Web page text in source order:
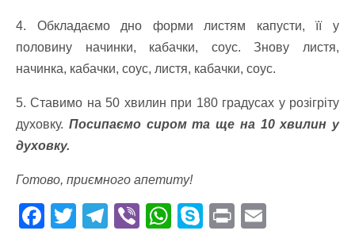
4. Обкладаємо дно форми листям капусти, її у
половину начинки, кабачки, соус. Знову листя,
начинка, кабачки, соус, листя, кабачки, соус.
5. Ставимо на 50 хвилин при 180 градусах у розігріту
духовку. Посипаємо сиром та ще на 10 хвилин у
духовку.
Готово, приємного апетиту!
F T T Vi W S Pr